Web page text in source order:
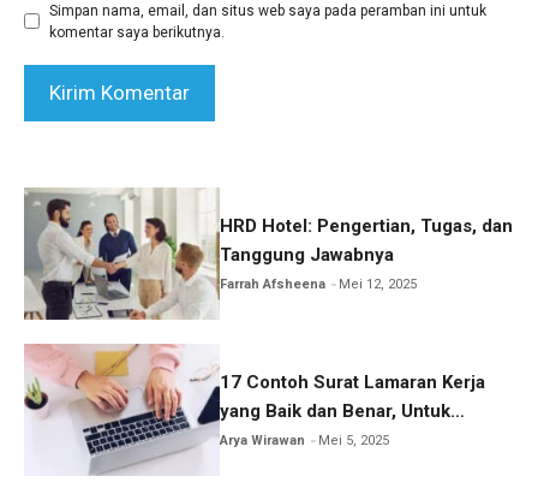
Simpan nama, email, dan situs web saya pada peramban ini untuk
komentar saya berikutnya.
HRD Hotel: Pengertian, Tugas, dan
Tanggung Jawabnya
Farrah Afsheena Mei 12, 2025
17 Contoh Surat Lamaran Kerja
yang Baik dan Benar, Untuk
Umum, Fresh Graduate, Hotel, PT,
Arya Wirawan Mei 5, 2025